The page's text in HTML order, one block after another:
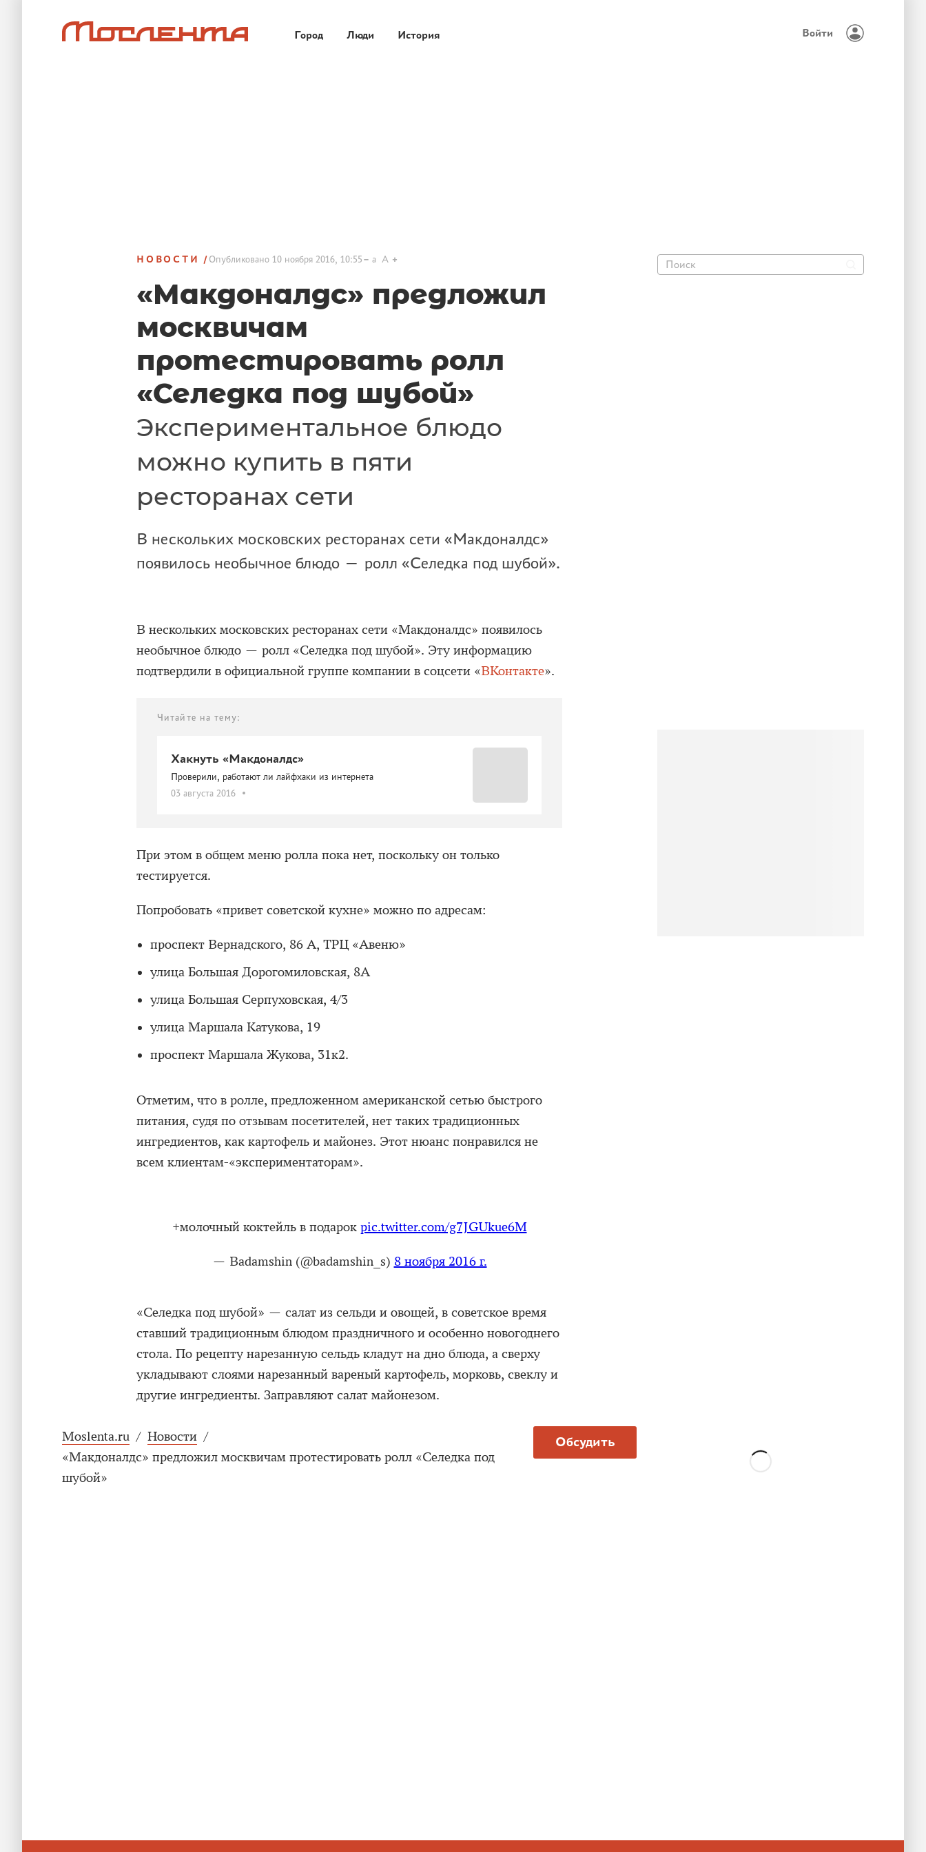
Город Люди История Войти
НОВОСТИ Опубликовано10 ноября 2016, 10:55 a A
«Макдоналдс» предложил
москвичам
протестировать ролл
«Селедка под шубой»
Экспериментальное блюдо
можно купить в пяти
ресторанах сети
В нескольких московских ресторанах сети «Макдоналдс»
появилось необычное блюдо — ролл «Селедка под шубой».
В нескольких московских ресторанах сети «Макдоналдс» появилось
необычное блюдо — ролл «Селедка под шубой». Эту информацию
подтвердили в официальной группе компании в соцсети «ВКонтакте».
Читайте на тему:
Хакнуть «Макдоналдс»
Проверили, работают ли лайфхаки из интернета
03 августа 2016
При этом в общем меню ролла пока нет, поскольку он только
тестируется.
Попробовать «привет советской кухне» можно по адресам:
проспект Вернадского, 86 А, ТРЦ «Авеню»
улица Большая Дорогомиловская, 8А
улица Большая Серпуховская, 4/3
улица Маршала Катукова, 19
проспект Маршала Жукова, 31к2.
Отметим, что в ролле, предложенном американской сетью быстрого
питания, судя по отзывам посетителей, нет таких традиционных
ингредиентов, как картофель и майонез. Этот нюанс понравился не
всем клиентам-«экспериментаторам».
+молочный коктейль в подарок pic.twitter.com/g7JGUkue6M
— Badamshin (@badamshin_s) 8 ноября 2016 г.
«Селедка под шубой» — салат из сельди и овощей, в советское время
ставший традиционным блюдом праздничного и особенно новогоднего
стола. По рецепту нарезанную сельдь кладут на дно блюда, а сверху
укладывают слоями нарезанный вареный картофель, морковь, свеклу и
другие ингредиенты. Заправляют салат майонезом.
Обсудить
Moslenta.ru / Новости /
«Макдоналдс» предложил москвичам протестировать ролл «Селедка под
шубой»